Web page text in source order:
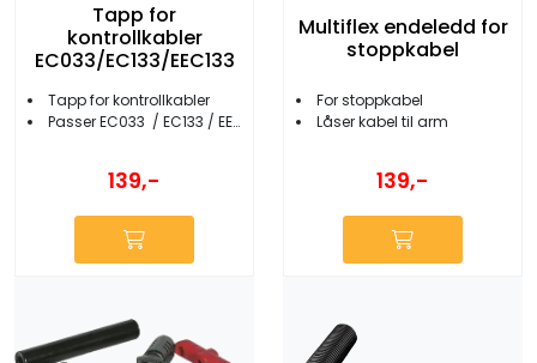
Tapp for
kontrollkabler
EC033/EC133/EEC133
Tapp for kontrollkabler
Passer EC033 / EC133 / EEC133
139,-
Multiflex endeledd for
stoppkabel
For stoppkabel
Låser kabel til arm
139,-